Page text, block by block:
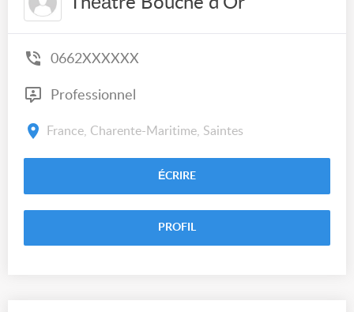
0662XXXXXX
Professionnel
France, Charente-Maritime, Saintes
ÉCRIRE
PROFIL